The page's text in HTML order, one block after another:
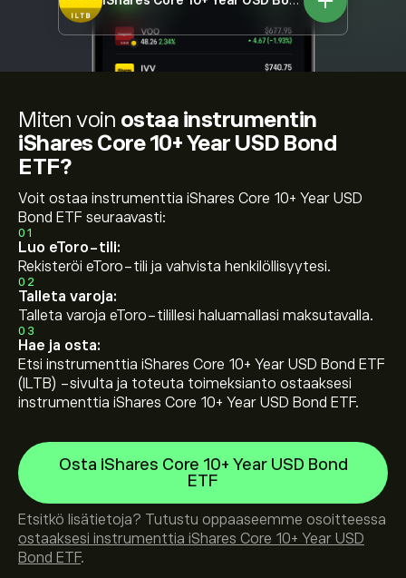
Miten voin ostaa instrumentin
iShares Core 10+ Year USD Bond
ETF?
Voit ostaa instrumenttia iShares Core 10+ Year USD
Bond ETF seuraavasti:
01
Luo eToro-tili:
Rekisteröi eToro-tili ja vahvista henkilöllisyytesi.
02
Talleta varoja:
Talleta varoja eToro-tilillesi haluamallasi maksutavalla.
03
Hae ja osta:
Etsi instrumenttia iShares Core 10+ Year USD Bond ETF
(ILTB) -sivulta ja toteuta toimeksianto ostaaksesi
instrumenttia iShares Core 10+ Year USD Bond ETF.
Osta iShares Core 10+ Year USD Bond
ETF
Etsitkö lisätietoja? Tutustu oppaaseemme osoitteessa
ostaaksesi instrumenttia iShares Core 10+ Year USD
Bond ETF.